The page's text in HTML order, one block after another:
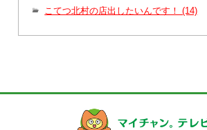
こてつ北村の店出したいんです！ (14)